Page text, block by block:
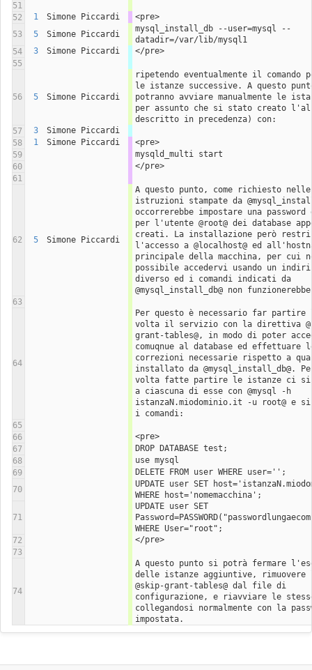
51
52
1 Simone Piccardi
<pre>
53
5 Simone Piccardi
mysql_install_db --user=mysql --
datadir=/var/lib/mysql1
54
3 Simone Piccardi
</pre>
55
56 5 Simone Piccardi
ripetendo eventualmente il comando
le istanze successive. A questo
potranno avviare manualmente le
per assunto che si stato creato
descritto in precedenza) con:
57
3
Simone Piccardi
58
1 Simone Piccardi
<pre>
59
mysqld_multi start
60
</pre>
61
62 5 Simone Piccardi
A questo punto, come richiesto nelle
istruzioni stampate da
occorrerebbe impostare una password
per l'utente @root@ dei database
creati. La installazione però
l'accesso a @localhost@ ed
principale della macchina, per cui
possibile accedervi usando un
diverso ed i comandi indicati da
@mysql_install_db@ non
63
64
Per questo è necessario far partire
volta il servizio con la direttiva
grant-tables@, in modo di poter
comuqnue al database ed effettuare
correzioni necessarie rispetto a
installato da @mysql_install_db@.
volta fatte partire le istanze ci si
a ciascuna di esse con @mysql -h
istanzaN.miodominio.it -u root@ e si
i comandi:
65
66
<pre>
67
DROP DATABASE test;
68
use mysql
69
DELETE FROM user WHERE user='';
70
UPDATE user SET
WHERE host='nomemacchina';
71
UPDATE user SET
WHERE User="root";
72
</pre>
73
74
A questo punto si potrà fermare
delle istanze aggiuntive, rimuovere
@skip-grant-tables@ dal file di
configurazione, e riavviare le
collegandosi normalmente con la
impostata.